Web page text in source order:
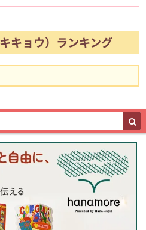
キョウ）ランキング